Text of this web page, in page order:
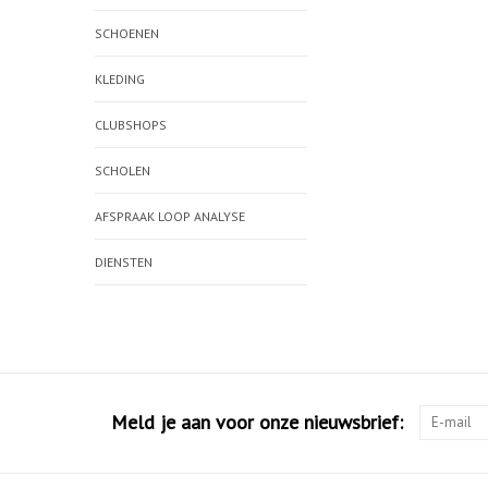
SCHOENEN
KLEDING
CLUBSHOPS
SCHOLEN
AFSPRAAK LOOP ANALYSE
DIENSTEN
Meld je aan voor onze nieuwsbrief: